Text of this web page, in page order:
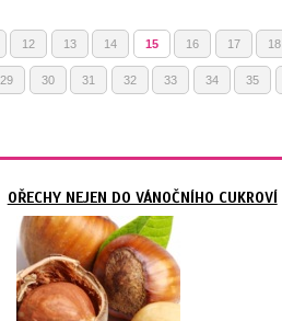
12 13 14 15 16 17 18
29 30 31 32 33 34 35
OŘECHY NEJEN DO VÁNOČNÍHO CUKROVÍ